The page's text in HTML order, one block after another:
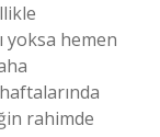
yoksa hemen
rahimde